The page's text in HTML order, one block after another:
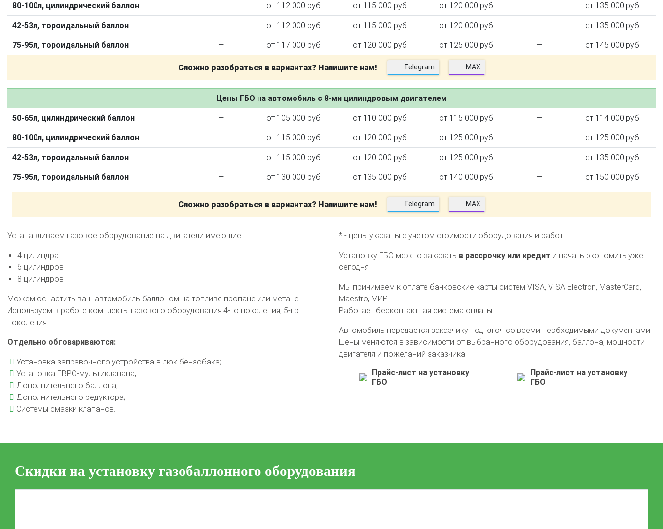
Установка ГБО за 6 часов
2-го поколения 4-го поколения
5-го поколения
BRC
OMVL LOVATO KME Digitronic
Калькулятор выгоды ГБО Калькулятор топлива
Техобслуживание ГБО
Полная диагностика ГБО
Чистка и регулировка форсунок
Замена датчика давления
Регистрация ГБО в ГИБДД
80-100л, цилиндрический баллон — от 112 000 руб от 115 000 руб от 120 000 руб — от 135 000 руб
42-53л, тороидальный баллон — от 112 000 руб от 115 000 руб от 120 000 руб — от 135 000 руб
75-95л, тороидальный баллон — от 117 000 руб от 120 000 руб от 125 000 руб — от 145 000 руб
Сложно разобраться в вариантах? Напишите нам! Telegram MAX
Цены ГБО на автомобиль с 8-ми цилиндровым двигателем
50-65л, цилиндрический баллон — от 105 000 руб от 110 000 руб от 115 000 руб — от 114 000 руб
80-100л, цилиндрический баллон — от 115 000 руб от 120 000 руб от 125 000 руб — от 125 000 руб
42-53л, тороидальный баллон — от 115 000 руб от 120 000 руб от 125 000 руб — от 135 000 руб
75-95л, тороидальный баллон — от 130 000 руб от 135 000 руб от 140 000 руб — от 150 000 руб
Сложно разобраться в вариантах? Напишите нам! Telegram MAX
Устанавливаем газовое оборудование на двигатели имеющие:
4 цилиндра
6 цилиндров
8 цилиндров
Можем оснастить ваш автомобиль баллоном на топливе пропане или метане.
Используем в работе комплекты газового оборудования 4-го поколения, 5-го
поколения.
Отдельно обговариваются:
Установка заправочного устройства в люк бензобака;
Установка ЕВРО-мультиклапана;
Дополнительного баллона;
Дополнительного редуктора;
Системы смазки клапанов.
* - цены указаны с учетом стоимости оборудования и работ.
Установку ГБО можно заказать в рассрочку или кредит и начать экономить уже
сегодня.
Мы принимаем к оплате банковские карты систем VISA, VISA Electron, MasterCard,
Maestro, МИР.
Работает бесконтактная система оплаты
Автомобиль передается заказчику под ключ со всеми необходимыми документами.
Цены меняются в зависимости от выбранного оборудования, баллона, мощности
двигателя и пожеланий заказчика.
Прайс-лист на установку
ГБО
Прайс-лист на установку
ГБО
Скидки на установку газобаллонного оборудования